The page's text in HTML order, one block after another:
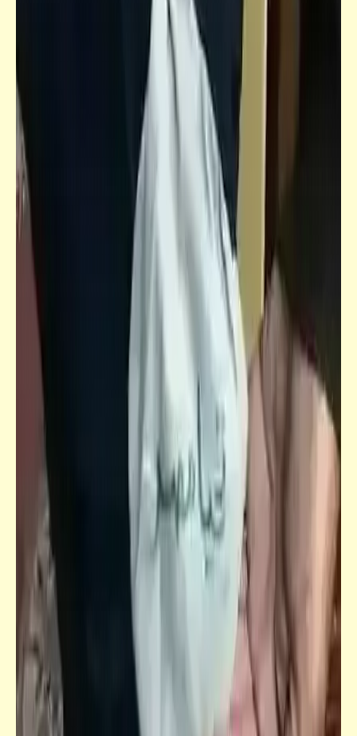
قصص_قصص للأطفال والشباب
قصص للأطفال والشباب | وليمة الدببة (2)
قصص_قصص للأطفال والشباب
قصص للأطفال والشباب | البحث عن البحيرة
السحرية (2)
قصص_قصص للأطفال والشباب
قصص للأطفال والشباب | البحث عن البحيرة
السحرية (1)